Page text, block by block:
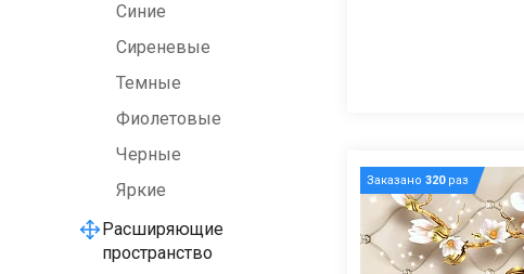
Синие
Сиреневые
Темные
Фиолетовые
Черные
Яркие
Расширяющие
пространство
Заказано320раз